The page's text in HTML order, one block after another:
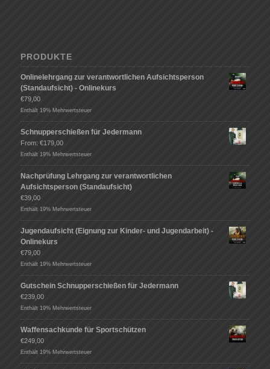
PRODUKTE
Onlinelehrgang zur verantwortlichen Aufsichtsperson
(Standaufsicht) - Onlinekurs
€79,00
Enthält 19% Mehrwertsteuer
Schnupperschießen für Jedermann
From: €179,00
Enthält 19% Mehrwertsteuer
Nachprüfung Lehrgang zur verantwortlichen
Aufsichtsperson (Standaufsicht)
€39,00
Enthält 19% Mehrwertsteuer
Jugendaufsicht (Eignung zur Kinder- und Jugendarbeit) -
Onlinekurs
€79,00
Enthält 19% Mehrwertsteuer
Gutschein Schnupperschießen für Jedermann
€239,00
Enthält 19% Mehrwertsteuer
Waffensachkunde für Sportschützen
€249,00
Enthält 19% Mehrwertsteuer